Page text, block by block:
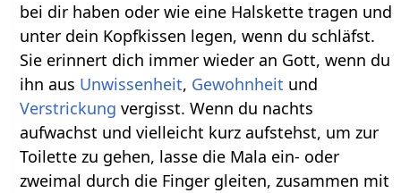
bei dir haben oder wie eine Halskette tragen und
unter dein Kopfkissen legen, wenn du schläfst.
Sie erinnert dich immer wieder an Gott, wenn du
ihn aus Unwissenheit, Gewohnheit und
Verstrickung vergisst. Wenn du nachts
aufwachst und vielleicht kurz aufstehst, um zur
Toilette zu gehen, lasse die Mala ein- oder
zweimal durch die Finger gleiten, zusammen mit